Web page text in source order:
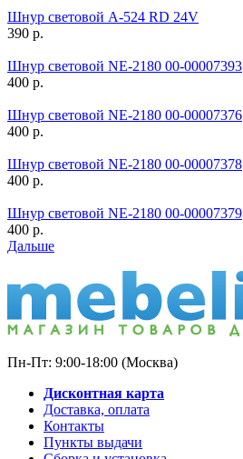
Шнур световой A-524 RD 24V
390 р.
Шнур световой NE-2180 00-00007393
400 р.
Шнур световой NE-2180 00-00007376
400 р.
Шнур световой NE-2180 00-00007378
400 р.
Шнур световой NE-2180 00-00007379
400 р.
Дальше
Пн-Пт: 9:00-18:00 (Москва)
Дисконтная карта
Доставка, оплата
Контакты
Пункты выдачи